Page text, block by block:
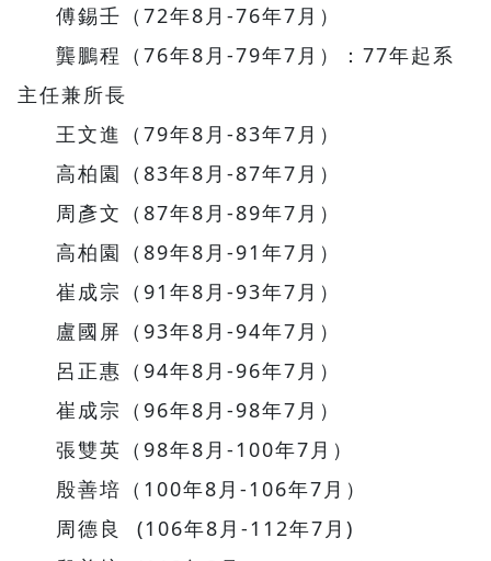
傅錫壬（72年8月-76年7月）
龔鵬程（76年8月-79年7月）：77年起系
主任兼所長
王文進（79年8月-83年7月）
高柏園（83年8月-87年7月）
周彥文（87年8月-89年7月）
高柏園（89年8月-91年7月）
崔成宗（91年8月-93年7月）
盧國屏（93年8月-94年7月）
呂正惠（94年8月-96年7月）
崔成宗（96年8月-98年7月）
張雙英（98年8月-100年7月）
殷善培（100年8月-106年7月）
周德良 (106年8月-112年7月)